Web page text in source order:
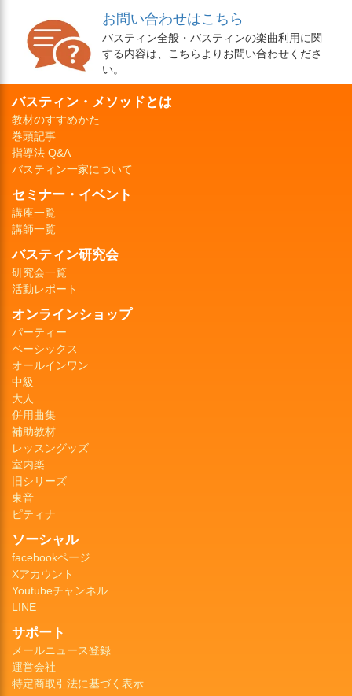
お問い合わせはこちら
バスティン全般・バスティンの楽曲利用に関
する内容は、こちらよりお問い合わせくださ
い。
バスティン・メソッドとは
教材のすすめかた
巻頭記事
指導法 Q&A
バスティン一家について
セミナー・イベント
講座一覧
講師一覧
バスティン研究会
研究会一覧
活動レポート
オンラインショップ
パーティー
ベーシックス
オールインワン
中級
大人
併用曲集
補助教材
レッスングッズ
室内楽
旧シリーズ
東音
ピティナ
ソーシャル
facebookページ
Xアカウント
Youtubeチャンネル
LINE
サポート
メールニュース登録
運営会社
特定商取引法に基づく表示